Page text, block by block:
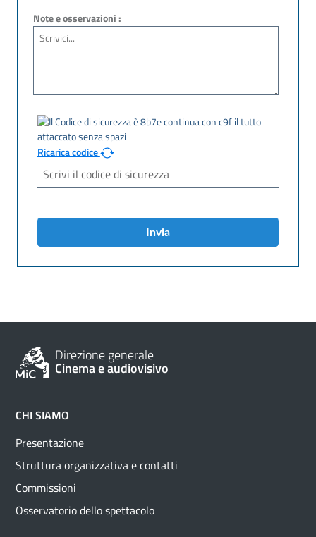
Note e osservazioni :
Ricarica codice
Invia
Direzione generale
Cinema e audiovisivo
CHI SIAMO
Presentazione
Struttura organizzativa e contatti
Commissioni
Osservatorio dello spettacolo